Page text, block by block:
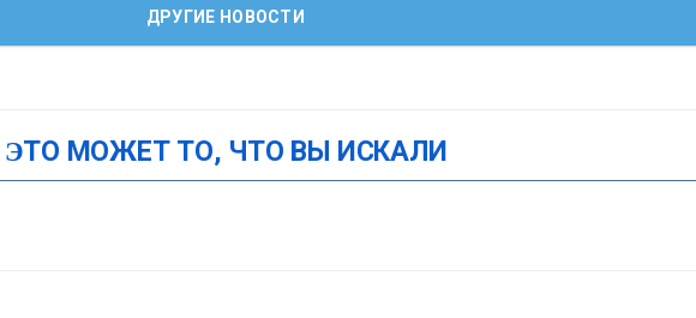
ДРУГИЕ НОВОСТИ
ЭТО МОЖЕТ ТО, ЧТО ВЫ ИСКАЛИ